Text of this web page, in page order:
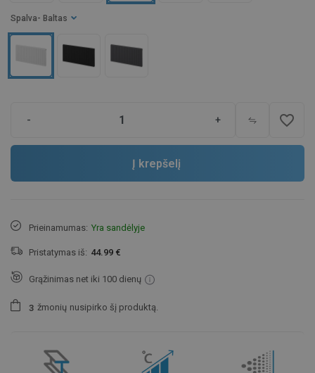
Spalva - Baltas
- + favorite_border
Į krepšelį
Prieinamumas: Yra sandėlyje
Pristatymas iš: 44.99 €
Grąžinimas net iki 100 dienų
3 žmonių nusipirko šį produktą.